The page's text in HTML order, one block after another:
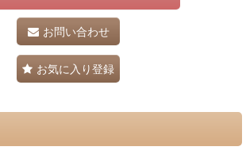
お問い合わせ
お気に入り登録